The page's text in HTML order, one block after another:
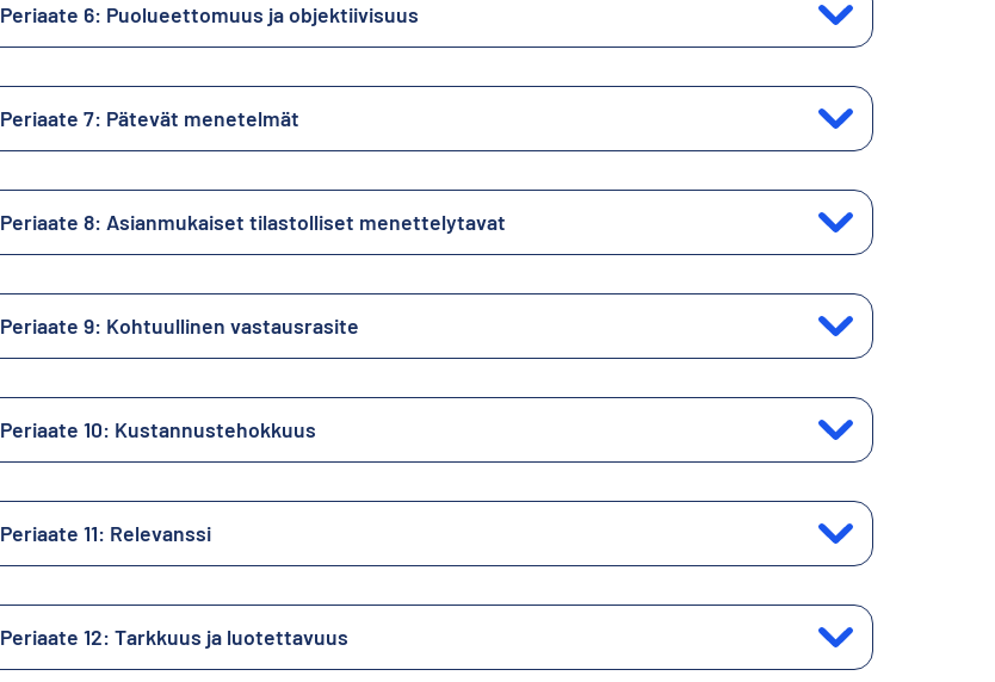
Periaate 6: Puolueettomuus ja objektiivisuus
Periaate 7: Pätevät menetelmät
Periaate 8: Asianmukaiset tilastolliset menettelytavat
Periaate 9: Kohtuullinen vastausrasite
Periaate 10: Kustannustehokkuus
Periaate 11: Relevanssi
Periaate 12: Tarkkuus ja luotettavuus